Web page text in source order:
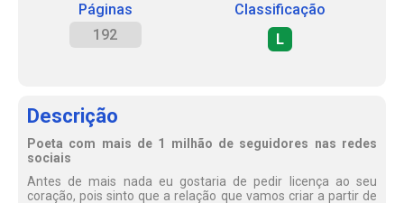
Páginas
192
Classificação
L
Descrição
Poeta com mais de 1 milhão de seguidores nas redes
sociais
Antes de mais nada eu gostaria de pedir licença ao seu
coração, pois sinto que a relação que vamos criar a partir de